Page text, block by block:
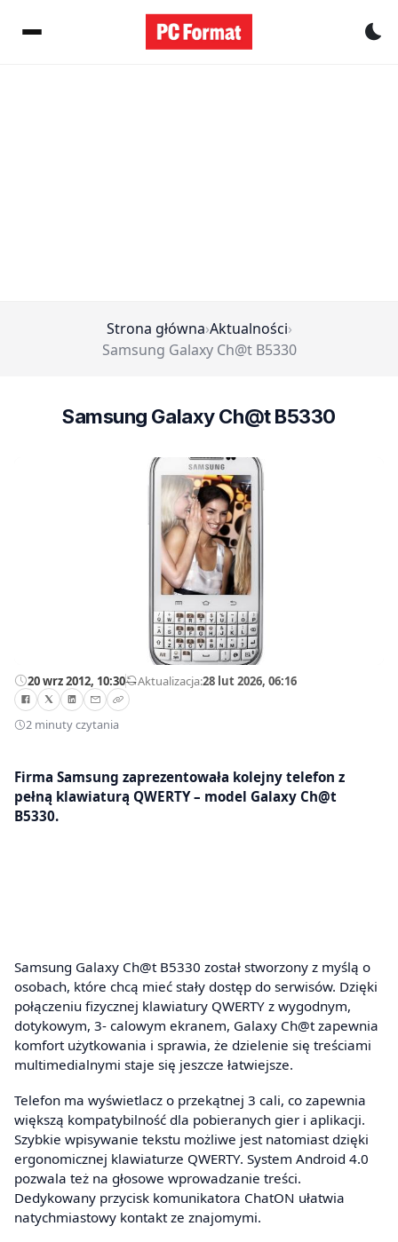
Strona główna›Aktualności›
Samsung Galaxy Ch@t B5330
Samsung Galaxy Ch@t B5330
20 wrz 2012, 10:30—Aktualizacja:28 lut 2026, 06:16
2 minuty czytania
Firma Samsung zaprezentowała kolejny telefon z
pełną klawiaturą QWERTY – model Galaxy Ch@t
B5330.
Samsung Galaxy Ch@t B5330 został stworzony z myślą o
osobach, które chcą mieć stały dostęp do serwisów. Dzięki
połączeniu fizycznej klawiatury QWERTY z wygodnym,
dotykowym, 3- calowym ekranem, Galaxy Ch@t zapewnia
komfort użytkowania i sprawia, że dzielenie się treściami
multimedialnymi staje się jeszcze łatwiejsze.
Telefon ma wyświetlacz o przekątnej 3 cali, co zapewnia
większą kompatybilność dla pobieranych gier i aplikacji.
Szybkie wpisywanie tekstu możliwe jest natomiast dzięki
ergonomicznej klawiaturze QWERTY. System Android 4.0
pozwala też na głosowe wprowadzanie treści.
Dedykowany przycisk komunikatora ChatON ułatwia
natychmiastowy kontakt ze znajomymi.